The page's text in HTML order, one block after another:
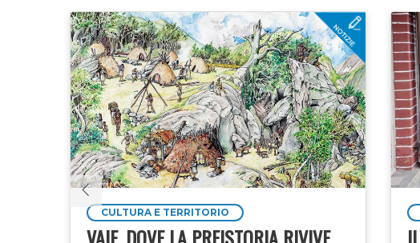
CULTURA E TERRITORIO